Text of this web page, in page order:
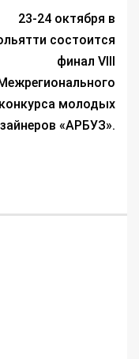
23-24 октября в
состоится
финал VIII
конкурса молодых
«АРБУЗ».